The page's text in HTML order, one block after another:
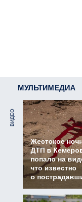
МУЛЬТИМЕДИА
ВИДЕО
Жестокое
ДТП в
попало на
что известно
о